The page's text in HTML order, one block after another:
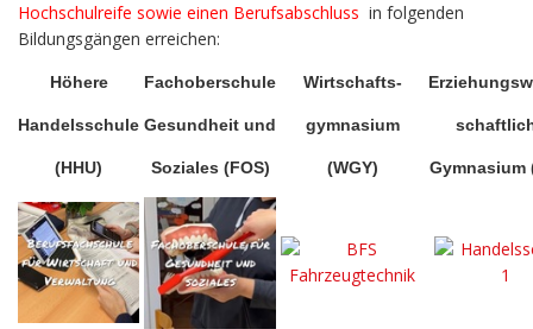
Hochschulreife sowie einen Berufsabschluss in folgenden
Bildungsgängen erreichen:
Höhere
Handelsschule
(HHU)
Fachoberschule
Gesundheit und
Soziales (FOS)
Wirtschafts-
gymnasium
(WGY) Gymnasium